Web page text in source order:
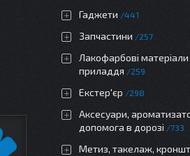
Гаджети 441
Запчастини 257
Лакофарбові матеріали
приладдя
259
Екстер'єр 298
Аксесуари,
допомога в дорозі
733
Метиз, такелаж,